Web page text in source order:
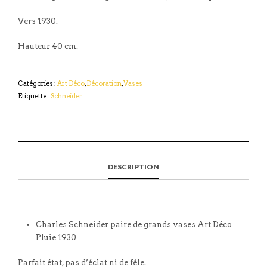
Vers 1930.
Hauteur 40 cm.
Catégories : Art Déco,Décoration,Vases
Étiquette : Schneider
DESCRIPTION
Charles Schneider paire de grands vases Art Déco
Pluie 1930
Parfait état, pas d’éclat ni de fêle.